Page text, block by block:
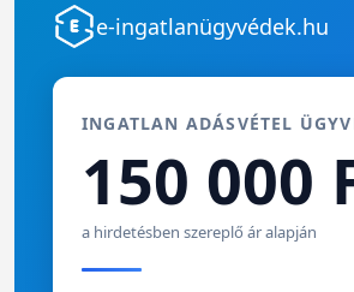
e-ingatlanügyvédek.hu
INGATLAN ADÁSVÉTEL
150 000
a hirdetésben szereplő ár alapján